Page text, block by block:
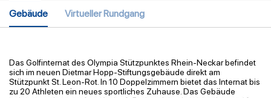
Gebäude Virtueller Rundgang
Das Golfinternat des Olympia Stützpunktes Rhein-Neckar befindet
sich im neuen Dietmar Hopp-Stiftungsgebäude direkt am
Stützpunkt St. Leon-Rot. In 10 Doppelzimmern bietet das Internat bis
zu 20 Athleten ein neues sportliches Zuhause. Das Gebäude